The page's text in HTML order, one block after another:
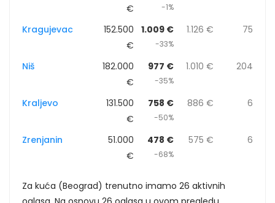
€
-1%
Kragujevac
152.500
€
1.009 €
-33%
1.126 € 75
Niš
182.000
€
977 €
-35%
1.010 € 204
Kraljevo
131.500
€
758 €
-50%
886 € 6
Zrenjanin
51.000
€
478 €
-68%
575 € 6
Za kuća (Beograd) trenutno imamo 26 aktivnih